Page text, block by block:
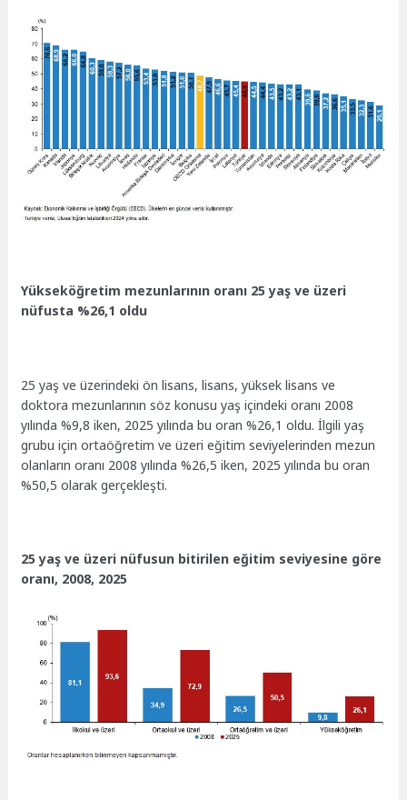
Yükseköğretim mezunlarının oranı 25 yaş ve üzeri
nüfusta %26,1 oldu
25 yaş ve üzerindeki ön lisans, lisans, yüksek lisans ve
doktora mezunlarının söz konusu yaş içindeki oranı 2008
yılında %9,8 iken, 2025 yılında bu oran %26,1 oldu. İlgili yaş
grubu için ortaöğretim ve üzeri eğitim seviyelerinden mezun
olanların oranı 2008 yılında %26,5 iken, 2025 yılında bu oran
%50,5 olarak gerçekleşti.
25 yaş ve üzeri nüfusun bitirilen eğitim seviyesine göre
oranı, 2008, 2025